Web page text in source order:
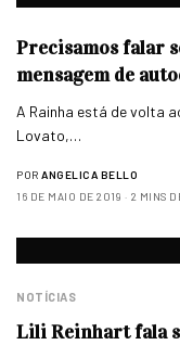
Precisamos falar
mensagem de
A Rainha está de volta
Lovato,…
POR ANGELICA BELLO
16 DE MAIO DE 2019
2 MINS
NOTÍCIAS
Lili Reinhart fala